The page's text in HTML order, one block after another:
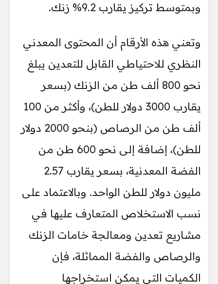
وبمتوسط تركيز يقارب 9.2% زنك.
وتعني هذه الأرقام أن المحتوى المعدني
النظري للاحتياطي القابل للتعدين يبلغ
نحو 800 ألف طن من الزنك (بسعر
يقارب 3000 دولار للطن)، وأكثر من 100
ألف طن من الرصاص (بنحو 2000 دولار
للطن)، إضافة إلى نحو 600 طن من
الفضة المعدنية، بسعر يقارب 2.57
مليون دولار للطن الواحد. وبالاعتماد على
نسب الاستخلاص المتعارف عليها في
مشاريع تعدين ومعالجة خامات الزنك
والرصاص والفضة المماثلة، فإن
الكميات التي يمكن استخراجها